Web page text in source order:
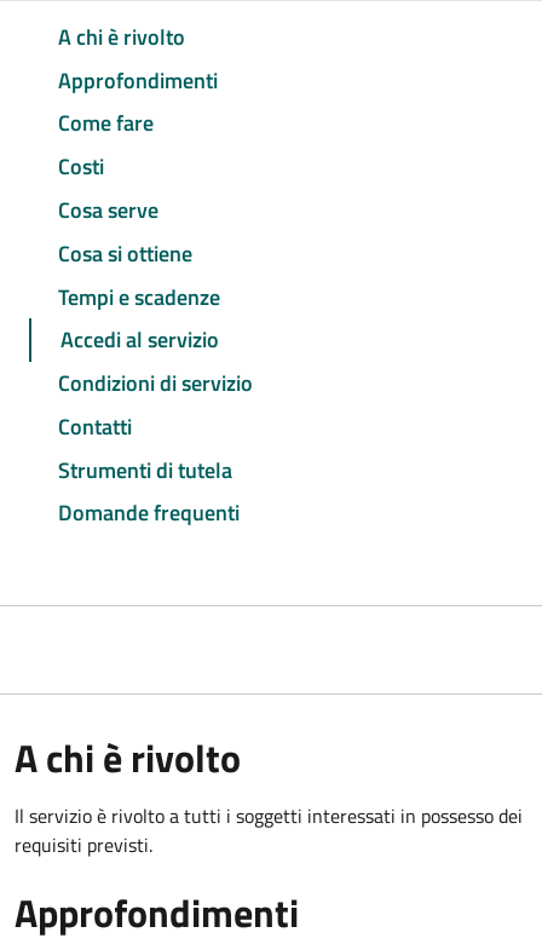
A chi è rivolto
Approfondimenti
Come fare
Costi
Cosa serve
Cosa si ottiene
Tempi e scadenze
Accedi al servizio
Condizioni di servizio
Contatti
Strumenti di tutela
Domande frequenti
A chi è rivolto
Il servizio è rivolto a tutti i soggetti interessati in possesso dei
requisiti previsti.
Approfondimenti